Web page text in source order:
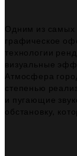
Одним из самых
графическое
технологии
визуальные
Атмосфера
степенью
и пугающие
обстановку,